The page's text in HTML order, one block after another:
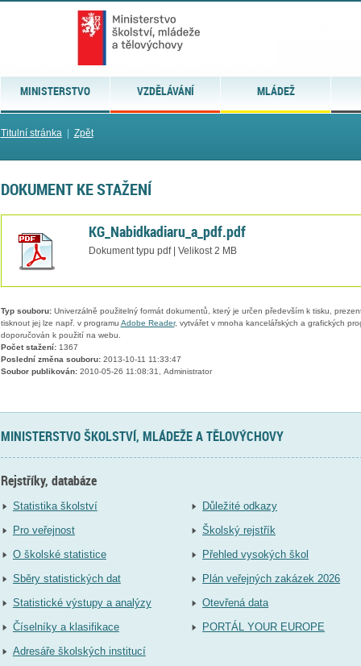
MINISTERSTVO VZDĚLÁVÁNÍ MLÁDEŽ
Titulní stránka| Zpět
DOKUMENT KE STAŽENÍ
KG_Nabidkadiaru_a_pdf.pdf
Dokument typu pdf | Velikost 2 MB
Typ souboru:Univerzálně použitelný formát dokumentů, který je určen především k tisku,
tisknout jej lze např. v programu Adobe Reader, vytvářet v mnoha kancelářských a grafických
doporučován k použití na webu.
Počet stažení:1367
Poslední změna souboru:2013-10-11 11:33:47
Soubor publikován:2010-05-26 11:08:31, Administrator
MINISTERSTVO ŠKOLSTVÍ, MLÁDEŽE A TĚLOVÝCHOVY
Rejstříky, databáze
Statistika školství
Pro veřejnost
O školské statistice
Sběry statistických dat
Statistické výstupy a analýzy
Číselníky a klasifikace
Adresáře školských institucí
Důležité odkazy
Školský rejstřík
Přehled vysokých škol
Plán veřejných zakázek 2026
Otevřená data
PORTÁL YOUR EUROPE